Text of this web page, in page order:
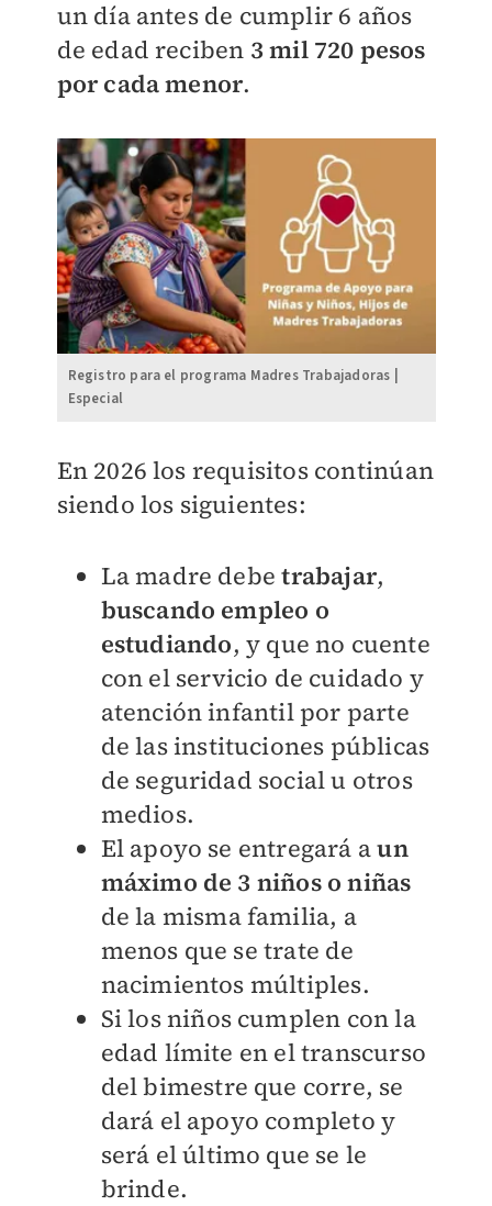
un día antes de cumplir 6 años
de edad reciben 3 mil 720 pesos
por cada menor.
Registro para el programa Madres Trabajadoras |
Especial
En 2026 los requisitos continúan
siendo los siguientes:
La madre debetrabajar,
buscando empleo o
estudiando, y que no cuente
con el servicio de cuidado y
atención infantil por parte
de las instituciones públicas
de seguridad social u otros
medios.
El apoyo se entregará aun
máximo de 3 niños o niñas
de la misma familia, a
menos que se trate de
nacimientos múltiples.
Si los niños cumplen con la
edad límite en el transcurso
del bimestre que corre, se
dará el apoyo completo y
será el último que se le
brinde.